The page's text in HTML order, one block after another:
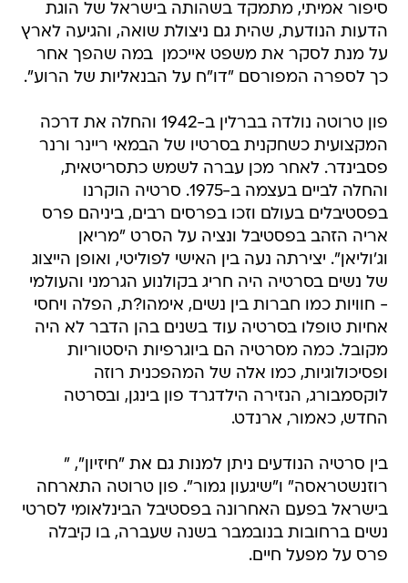
סיפור אמיתי, מתמקד בשהותה בישראל של הוגת
הדעות הנודעת, שהית גם ניצולת שואה, והגיעה לארץ
על מנת לסקר את משפט אייכמן  במה שהפך אחר
כך לספרה המפורסם "דו"ח על הבנאליות של הרוע".
פון טרוטה נולדה בברלין ב-1942 והחלה את דרכה
המקצועית כשחקנית בסרטיו של הבמאי ריינר ורנר
פסבינדר. לאחר מכן עברה לשמש כתסריטאית,
והחלה לביים בעצמה ב-1975. סרטיה הוקרנו
בפסטיבלים בעולם וזכו בפרסים רבים, ביניהם פרס
אריה הזהב בפסטיבל ונציה על הסרט "מריאן
וג'וליאן". יצירתה נעה בין האישי לפוליטי, ואופן הייצוג
של נשים בסרטיה היה חריג בקולנוע הגרמני והעולמי
- חוויות כמו חברות בין נשים, אימהו?ת, הפלה ויחסי
אחיות טופלו בסרטיה עוד בשנים בהן הדבר לא היה
מקובל. כמה מסרטיה הם ביוגרפיות היסטוריות
ופסיכולוגיות, כמו אלה של המהפכנית רוזה
לוקסמבורג, הנזירה הילדגרד פון בינגן, ובסרטה
החדש, כאמור, ארנדט.
בין סרטיה הנודעים ניתן למנות גם את "חיזיון", "
רוזנשטראסה" ו"שיגעון גמור". פון טרוטה התארחה
בישראל בפעם האחרונה בפסטיבל הבינלאומי לסרטי
נשים ברחובות בנובמבר בשנה שעברה, בו קיבלה
פרס על מפעל חיים.